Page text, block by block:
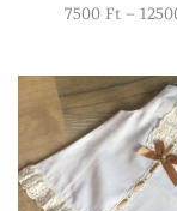
7500 Ft –